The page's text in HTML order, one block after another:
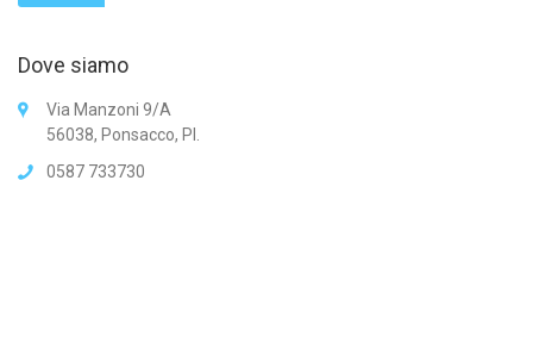
Dove siamo
Via Manzoni 9/A
56038, Ponsacco, PI.
0587 733730